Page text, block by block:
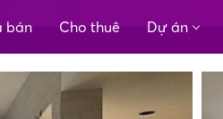
bán Cho thuê Dự án